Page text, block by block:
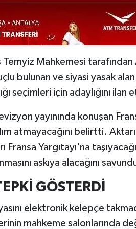
Temyiz Mahkemesi
bulunan ve siyasi yasak
seçimleri için adaylığını ilan
yayınında konuşan
atmayacağını belirtti.
Fransa Yargıtayı'na
askıya alacağını
GÖSTERDİ
elektronik kelepçe
mahkeme salonlarında